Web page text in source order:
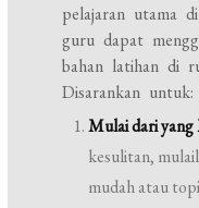
pelajaran utama
guru dapat
bahan latihan di
Disarankan untuk:
Mulai dari yang
kesulitan,
mudah atau